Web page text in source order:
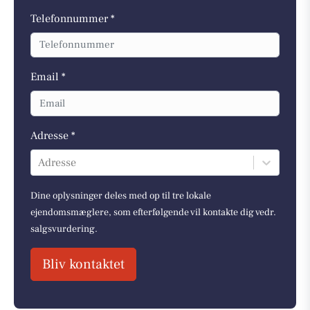
Telefonnummer *
Email *
Adresse *
Adresse
Dine oplysninger deles med op til tre lokale
ejendomsmæglere, som efterfølgende vil kontakte dig vedr.
salgsvurdering.
Bliv kontaktet